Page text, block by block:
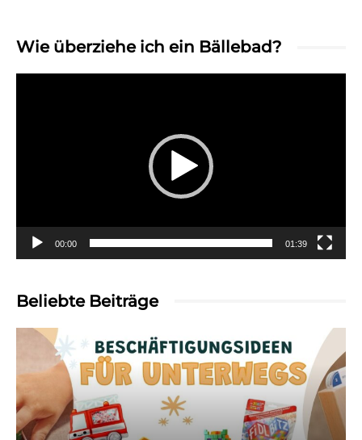
Wie überziehe ich ein Bällebad?
00:00 01:39
Beliebte Beiträge